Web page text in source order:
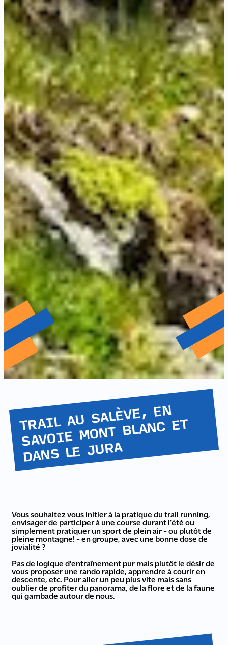
TRAIL AU SALÈVE, EN
SAVOIE
MONT BLANC ET
DANS LE JURA
Vous souhaitez vous initier à la pratique du trail running,
envisager de participer à une course durant l’été ou
simplement pratiquer un sport de plein air - ou plutôt de
pleine montagne! - en groupe, avec une bonne dose de
jovialité ?
Pas de logique d'entraînement pur mais plutôt le désir de
vous proposer une rando rapide, apprendre à courir en
descente, etc. Pour aller un peu plus vite mais sans
oublier de profiter du panorama, de la flore et de la faune
qui gambade autour de nous.